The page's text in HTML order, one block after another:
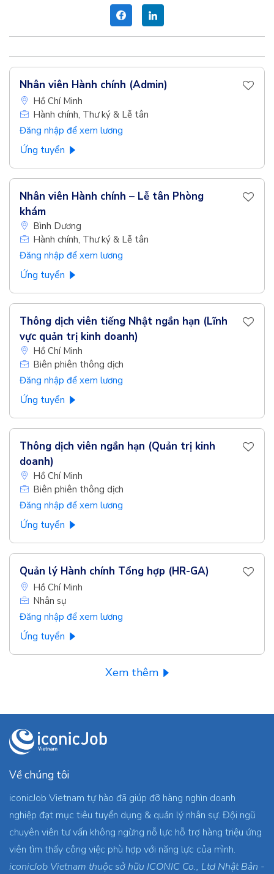
Nhân viên Hành chính (Admin)
Hồ Chí Minh
Hành chính, Thư ký & Lễ tân
Đăng nhập để xem lương
Ứng tuyển
Nhân viên Hành chính – Lễ tân Phòng
khám
Bình Dương
Hành chính, Thư ký & Lễ tân
Đăng nhập để xem lương
Ứng tuyển
Thông dịch viên tiếng Nhật ngắn hạn (Lĩnh
vực quản trị kinh doanh)
Hồ Chí Minh
Biên phiên thông dịch
Đăng nhập để xem lương
Ứng tuyển
Thông dịch viên ngắn hạn (Quản trị kinh
doanh)
Hồ Chí Minh
Biên phiên thông dịch
Đăng nhập để xem lương
Ứng tuyển
Quản lý Hành chính Tổng hợp (HR-GA)
Hồ Chí Minh
Nhân sự
Đăng nhập để xem lương
Ứng tuyển
Xem thêm
Về chúng tôi
iconicJob Vietnam tự hào đã giúp đỡ hàng nghìn doanh
nghiệp đạt mục tiêu tuyển dụng & quản lý nhân sự. Đội ngũ
chuyên viên tư vấn không ngừng nỗ lực hỗ trợ hàng triệu ứng
viên tìm thấy công việc phù hợp với năng lực của mình.
iconicJob Vietnam thuộc sở hữu ICONIC Co., Ltd Nhật Bản -